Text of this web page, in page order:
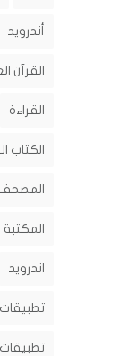
أندرويد
القرآن
القراءة
الكتاب
المصحف
المكتبة
اندرويد
تطبيقات